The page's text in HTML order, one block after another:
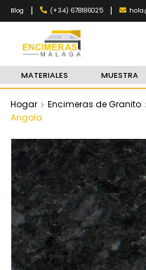
Blog | (+34) 678186025 |
MATERIALES MUESTRA
Hogar Encimeras de Granito
Angola